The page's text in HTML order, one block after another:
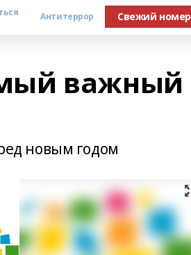
Антитеррор Свежий номер
важный
новым годом